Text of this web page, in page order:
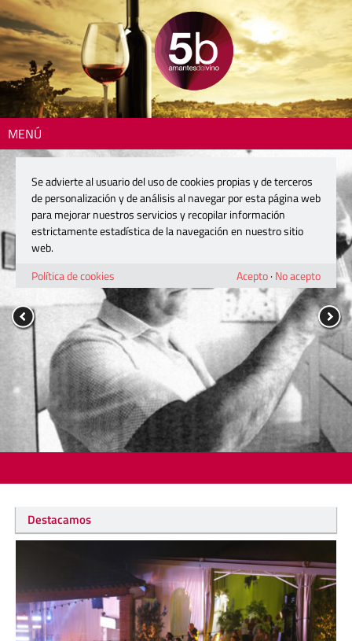
MENÚ
Destacamos
Se advierte al usuario del uso de cookies propias y de terceros
de personalización y de análisis al navegar por esta página web
para mejorar nuestros servicios y recopilar información
estrictamente estadística de la navegación en nuestro sitio
web.
Política de cookies
Acepto· No acepto